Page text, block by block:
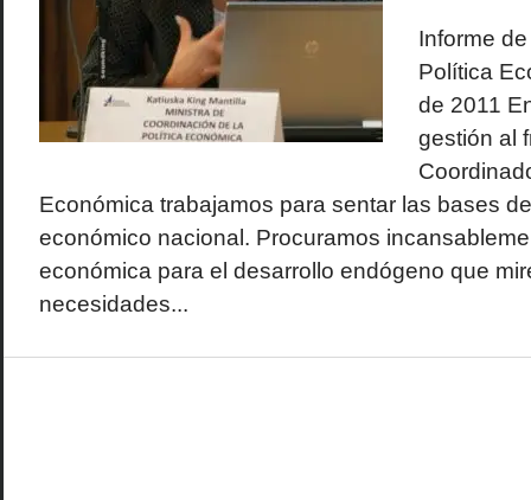
Informe
Política
de 2011
gestión al
Económica trabajamos para sentar las bases
económico nacional. Procuramos
económica para el desarrollo endógeno que
necesidades...